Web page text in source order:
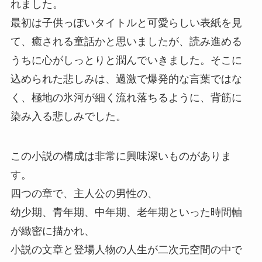
れました。
最初は子供っぽいタイトルと可愛らしい表紙を見
て、癒される童話かと思いましたが、読み進める
うちに心がしっとりと潤んでいきました。そこに
込められた悲しみは、過激で爆発的な言葉ではな
く、極地の氷河が細く流れ落ちるように、背筋に
染み入る悲しみでした。
この小説の構成は非常に興味深いものがありま
す。
四つの章で、主人公の男性の、
幼少期、青年期、中年期、老年期といった時間軸
が緻密に描かれ、
小説の文章と登場人物の人生が二次元空間の中で